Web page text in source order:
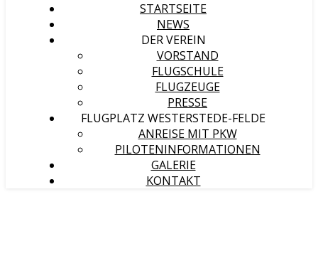
STARTSEITE
NEWS
DER VEREIN
VORSTAND
FLUGSCHULE
FLUGZEUGE
PRESSE
FLUGPLATZ WESTERSTEDE-FELDE
ANREISE MIT PKW
PILOTENINFORMATIONEN
GALERIE
KONTAKT